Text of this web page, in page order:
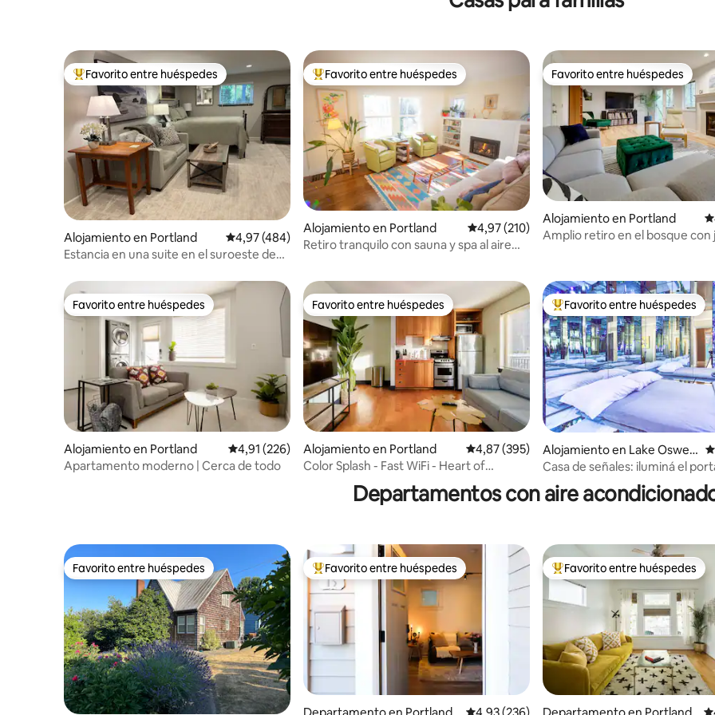
Favorito entre los huéspedes más destacados
Favorito entre huéspedes
Alojamiento en Portland Calificación promedio: 4,97 de 5. 484 evaluaciones
4,97 (484)
Estancia en una suite en el suroeste de
Favorito entre los huéspedes más destacados
Favorito entre huéspedes
Alojamiento en Portland Calificación promedio: 4,97 de 5. 210
4,97 (210)
Retiro tranquilo con sauna y spa al aire
Favorito entre huéspedes
Favorito entre huéspedes
Alojamiento en Portland
Amplio retiro en el bosque con
Favorito entre huéspedes
Favorito entre huéspedes
Alojamiento en Portland Calificación promedio: 4,91 de 5. 226 evaluaciones
4,91 (226)
Apartamento moderno | Cerca de todo
Favorito entre huéspedes
Favorito entre huéspedes
Alojamiento en Portland Calificación promedio: 4,87 de 5. 395
4,87 (395)
Color Splash - Fast WiFi - Heart of
Favorito entre los huéspedes
Favorito entre huéspedes
Alojamiento en Lake Osweg
o
Casa de señales: iluminá el
Departamentos con aire
Favorito entre huéspedes
Favorito entre huéspedes Favorito entre los huéspedes más destacados
Favorito entre huéspedes Favorito entre los huéspedes
Favorito entre huéspedes